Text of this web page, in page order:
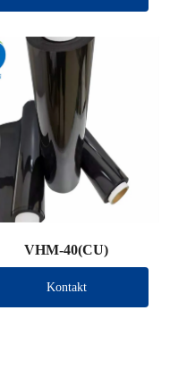
VHM-40(CU)
Kontakt